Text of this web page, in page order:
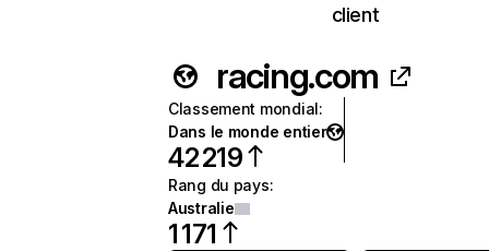
client
racing.com
Classement mondial:
Dans le monde entier
42 219
Rang du pays:
Australie
1 171